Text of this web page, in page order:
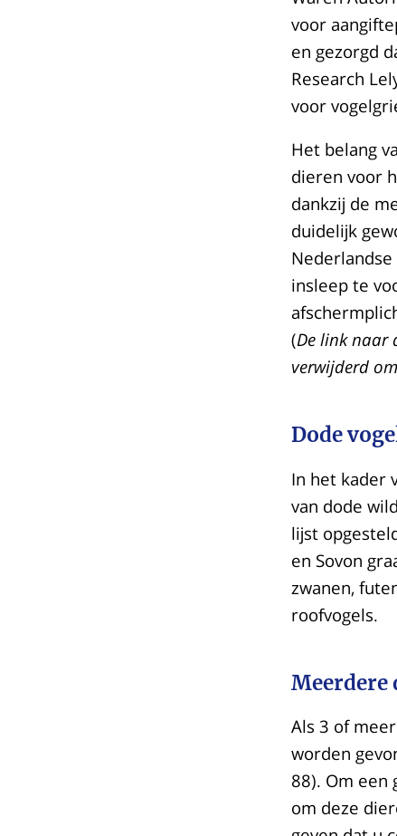
voor
en gezorgd
Research
voor
Het belang
dieren voor
dankzij de
duidelijk
insleep te
(De link naar
verwijderd
Dode
In het kader
van dode
lijst
en Sovon
zwanen,
roofvogels.
Meerdere
Als 3 of
worden
88). Om een
om deze